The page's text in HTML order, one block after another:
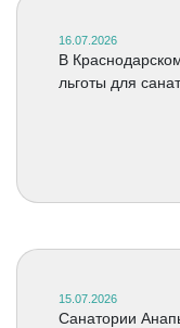
16.07.2026
В
льготы для
15.07.2026
Санатории